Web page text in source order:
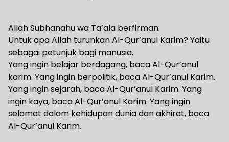
Allah Subhanahu wa Ta’ala berfirman:
Untuk apa Allah turunkan Al-Qur’anul Karim? Yaitu
sebagai petunjuk bagi manusia.
Yang ingin belajar berdagang, baca Al-Qur’anul
karim. Yang ingin berpolitik, baca Al-Qur’anul Karim.
Yang ingin sejarah, baca Al-Qur’anul Karim. Yang
ingin kaya, baca Al-Qur’anul Karim. Yang ingin
selamat dalam kehidupan dunia dan akhirat, baca
Al-Qur’anul Karim.